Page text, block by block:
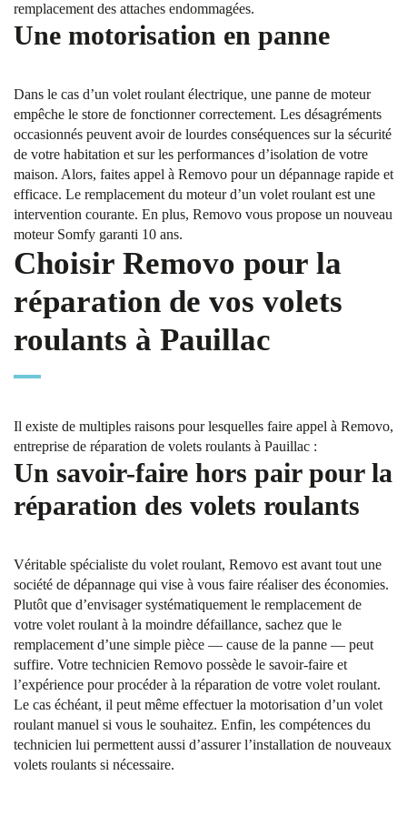
remplacement des attaches endommagées.
Une motorisation en panne
Dans le cas d’un volet roulant électrique, une panne de moteur
empêche le store de fonctionner correctement. Les désagréments
occasionnés peuvent avoir de lourdes conséquences sur la sécurité
de votre habitation et sur les performances d’isolation de votre
maison. Alors, faites appel à Removo pour un dépannage rapide et
efficace. Le remplacement du moteur d’un volet roulant est une
intervention courante. En plus, Removo vous propose un nouveau
moteur Somfy garanti 10 ans.
Choisir Removo pour la
réparation de vos volets
roulants à Pauillac
Il existe de multiples raisons pour lesquelles faire appel à Removo,
entreprise de réparation de volets roulants à Pauillac :
Un savoir-faire hors pair pour la
réparation des volets roulants
Véritable spécialiste du volet roulant, Removo est avant tout une
société de dépannage qui vise à vous faire réaliser des économies.
Plutôt que d’envisager systématiquement le remplacement de
votre volet roulant à la moindre défaillance, sachez que le
remplacement d’une simple pièce — cause de la panne — peut
suffire. Votre technicien Removo possède le savoir-faire et
l’expérience pour procéder à la réparation de votre volet roulant.
Le cas échéant, il peut même effectuer la motorisation d’un volet
roulant manuel si vous le souhaitez. Enfin, les compétences du
technicien lui permettent aussi d’assurer l’installation de nouveaux
volets roulants si nécessaire.